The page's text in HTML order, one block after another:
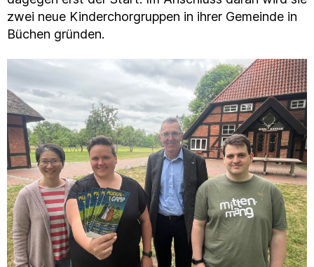
zwei neue Kinderchorgruppen in ihrer Gemeinde in
Büchen gründen.